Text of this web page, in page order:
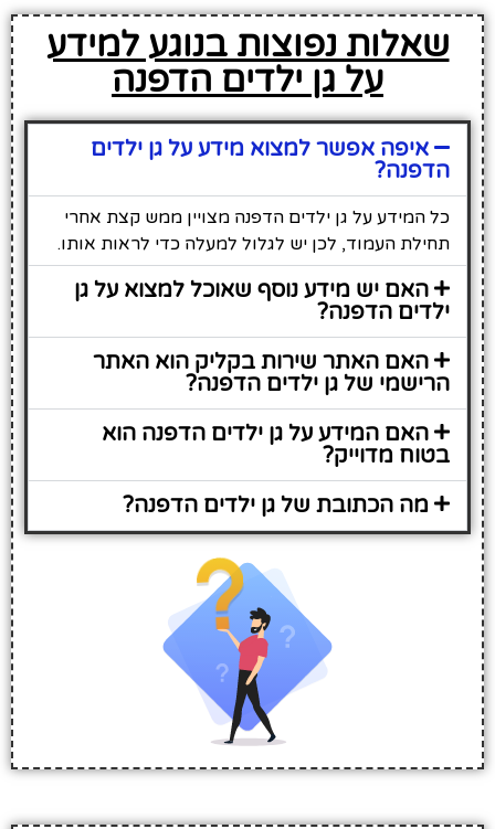
שאלות נפוצות בנוגע למידע
על גן ילדים הדפנה
איפה אפשר למצוא מידע על גן ילדים
הדפנה?
כל המידע על גן ילדים הדפנה מצויין ממש קצת אחרי
תחילת העמוד, לכן יש לגלול למעלה כדי לראות אותו.
האם יש מידע נוסף שאוכל למצוא על גן
ילדים הדפנה?
האם האתר שירות בקליק הוא האתר
הרישמי של גן ילדים הדפנה?
האם המידע על גן ילדים הדפנה הוא
בטוח מדוייק?
מה הכתובת של גן ילדים הדפנה?